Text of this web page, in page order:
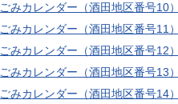
ごみカレンダー（酒田地区番号10）
ごみカレンダー（酒田地区番号11）
ごみカレンダー（酒田地区番号12）
ごみカレンダー（酒田地区番号13）
ごみカレンダー（酒田地区番号14）